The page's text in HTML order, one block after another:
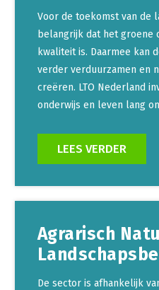
Voor de toekomst van de
belangrijk dat het groene
kwaliteit is. Daarmee kan
verder verduurzamen en
creëren. LTO Nederland
onderwijs en leven lang
LEES VERDER
Agrarisch
De sector is afhankelijk